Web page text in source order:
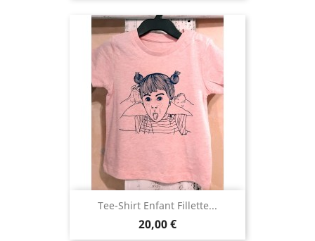
Tee-Shirt Enfant Fillette...
Prix
20,00 €